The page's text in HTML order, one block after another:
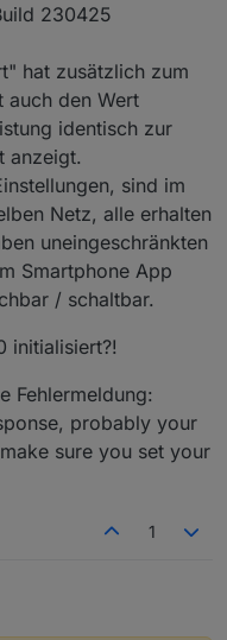
230425
hat zusätzlich zum
den Wert
identisch zur
anzeigt.
sind im
Netz, alle erhalten
uneingeschränkten
Smartphone App
/ schaltbar.
initialisiert?!
Fehlermeldung:
probably your
sure you set your
1